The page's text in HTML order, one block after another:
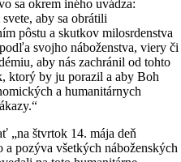
sa okrem iného uvádza:
aby sa obrátili
pôstu a skutkov milosrdenstva
svojho náboženstva, viery či
aby nás zachránil od tohto
ktorý by ju porazil a aby Boh
a humanitárnych
„na štvrtok 14. mája deň
pozýva všetkých náboženských